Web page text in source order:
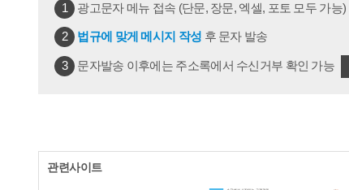
1 광고문자 메뉴 접속 (단문, 장문, 엑셀, 포토 모두 가능)
2 법규에 맞게 메시지 작성 후 문자 발송
3 문자발송 이후에는 주소록에서 수신거부 확인 가능
관련사이트